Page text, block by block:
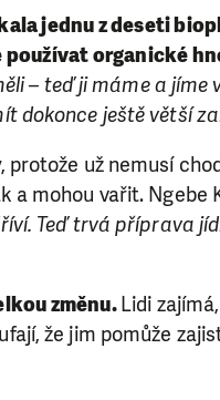
jednu z deseti
organické
– teď ji máme a
dokonce ještě větší
už nemusí
a mohou vařit. Ngebe
Teď trvá příprava
změnu.Lidi
že jim pomůže